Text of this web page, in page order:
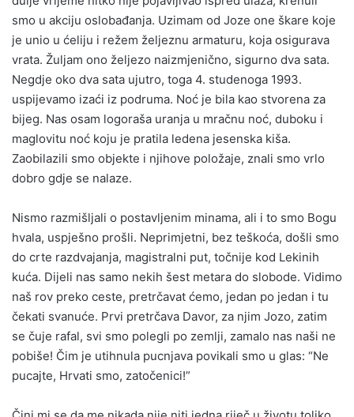
smo u akciju oslobađanja. Uzimam od Joze one škare koje
je unio u ćeliju i režem željeznu armaturu, koja osigurava
vrata. Žuljam ono željezo naizmjenično, sigurno dva sata.
Negdje oko dva sata ujutro, toga 4. studenoga 1993.
uspijevamo izaći iz podruma. Noć je bila kao stvorena za
bijeg. Nas osam logoraša uranja u mračnu noć, duboku i
maglovitu noć koju je pratila ledena jesenska kiša.
Zaobilazili smo objekte i njihove položaje, znali smo vrlo
dobro gdje se nalaze.
Nismo razmišljali o postavljenim minama, ali i to smo Bogu
hvala, uspješno prošli. Neprimjetni, bez teškoća, došli smo
do crte razdvajanja, magistralni put, točnije kod Lekinih
kuća. Dijeli nas samo nekih šest metara do slobode. Vidimo
naš rov preko ceste, pretrčavat ćemo, jedan po jedan i tu
čekati svanuće. Prvi pretrčava Davor, za njim Jozo, zatim
se čuje rafal, svi smo polegli po zemlji, zamalo nas naši ne
pobiše! Čim je utihnula pucnjava povikali smo u glas: “Ne
pucajte, Hrvati smo, zatočenici!”